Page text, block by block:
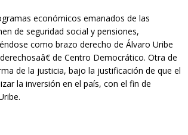
económicos emanados de las
de seguridad social y pensiones,
como brazo derecho de Álvaro Uribe
de Centro Democrático. Otra de
de la justicia, bajo la justificación de que el
la inversión en el país, con el fin de